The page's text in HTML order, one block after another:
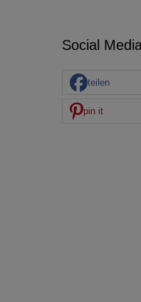
Social
teilen
pin it